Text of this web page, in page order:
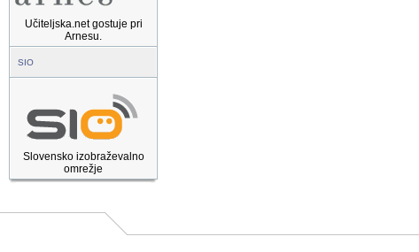
Učiteljska.net gostuje pri
Arnesu.
SIO
Slovensko izobraževalno
omrežje